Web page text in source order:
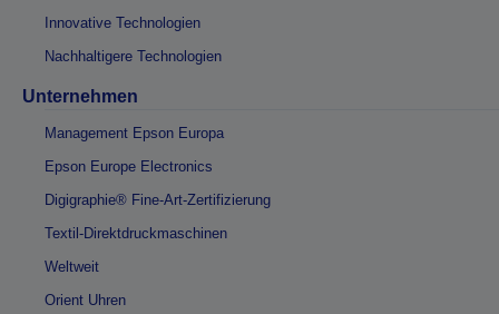
Innovative Technologien
Nachhaltigere Technologien
Unternehmen
Management Epson Europa
Epson Europe Electronics
Digigraphie® Fine-Art-Zertifizierung
Textil-Direktdruckmaschinen
Weltweit
Orient Uhren